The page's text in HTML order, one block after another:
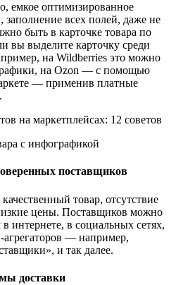
емкое оптимизированное
заполнение всех полей, даже не
быть в карточке товара по
вы выделите карточку среди
на Wildberries это можно
на Ozon — с помощью
— применив платные
с инфографикой
поставщиков
товар, отсутствие
цены. Поставщиков можно
интернете, в социальных сетях,
— например,
и так далее.
доставки